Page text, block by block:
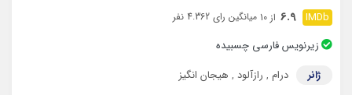
6.9 از 10 میانگین رای 4.362 نفر
زیرنویس فارسی چسبیده
ژانر
درام , رازآلود , هیجان انگیز